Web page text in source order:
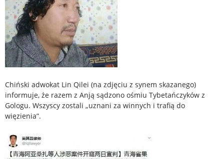
Chiński adwokat Lin Qilei (na zdjęciu z synem skazanego)
informuje, że razem z Anją sądzono ośmiu Tybetańczyków z
Gologu. Wszyscy zostali „uznani za winnych i trafią do
więzienia”.